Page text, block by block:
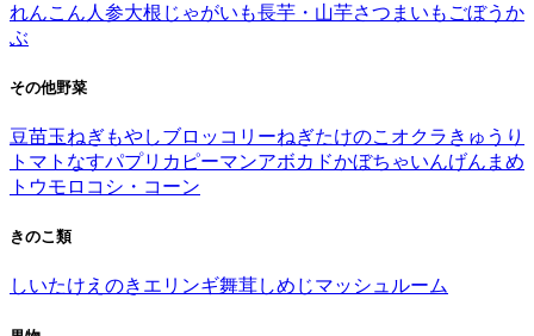
れんこん 人参大根 じゃがいも長芋・山芋さつまいも ごぼう か
ぶ
その他野菜
豆苗玉ねぎもやしブロッコリーねぎたけのこ オクラ きゅうり
トマト なすパプリカ ピーマンアボカドかぼちゃいんげんまめ
トウモロコシ・コーン
きのこ類
しいたけ えのき エリンギ舞茸しめじマッシュルーム